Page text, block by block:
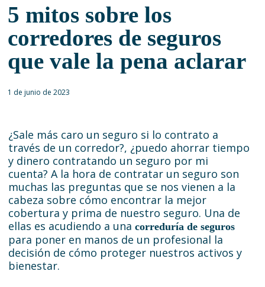
5 mitos sobre los
corredores de seguros
que vale la pena aclarar
1 de junio de 2023
¿Sale más caro un seguro si lo contrato a
través de un corredor?, ¿puedo ahorrar tiempo
y dinero contratando un seguro por mi
cuenta? A la hora de contratar un seguro son
muchas las preguntas que se nos vienen a la
cabeza sobre cómo encontrar la mejor
cobertura y prima de nuestro seguro. Una de
ellas es acudiendo a una correduría de seguros
para poner en manos de un profesional la
decisión de cómo proteger nuestros activos y
bienestar.